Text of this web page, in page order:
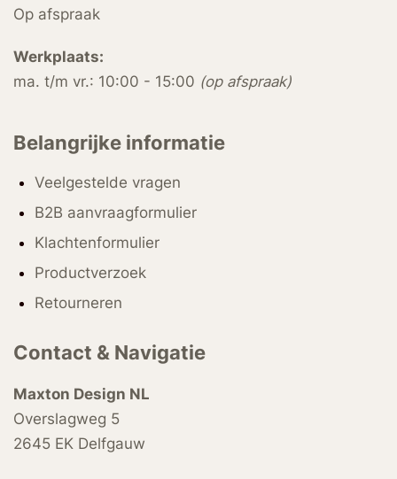
Op afspraak
Werkplaats:
ma. t/m vr.: 10:00 - 15:00 (op afspraak)
Belangrijke informatie
Veelgestelde vragen
B2B aanvraagformulier
Klachtenformulier
Productverzoek
Retourneren
Contact & Navigatie
Maxton Design NL
Overslagweg 5
2645 EK Delfgauw